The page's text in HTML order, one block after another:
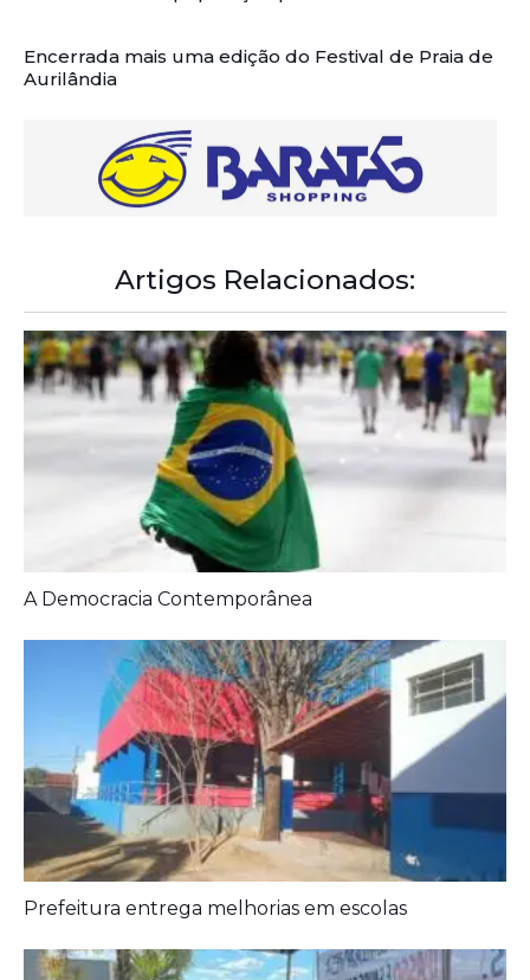
Encerrada mais uma edição do Festival de Praia de
Aurilândia
Artigos Relacionados:
A Democracia Contemporânea